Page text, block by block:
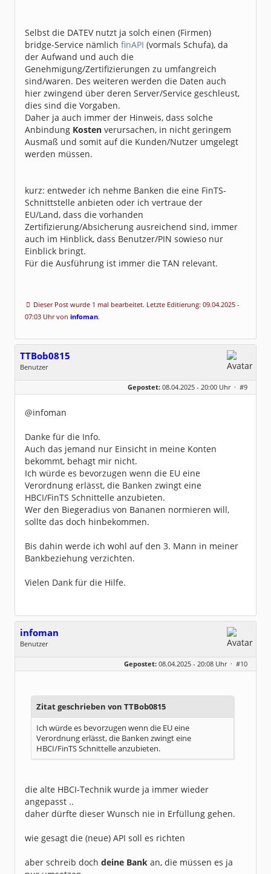
Selbst die DATEV nutzt ja solch einen (Firmen)
bridge-Service nämlich finAPI (vormals Schufa), da
der Aufwand und auch die
Genehmigung/Zertifizierungen zu umfangreich
sind/waren. Des weiteren werden die Daten auch
hier zwingend über deren Server/Service geschleust,
dies sind die Vorgaben.
Daher ja auch immer der Hinweis, dass solche
Anbindung Kosten verursachen, in nicht geringem
Ausmaß und somit auf die Kunden/Nutzer umgelegt
werden müssen.
kurz: entweder ich nehme Banken die eine FinTS-
Schnittstelle anbieten oder ich vertraue der
EU/Land, dass die vorhanden
Zertifizierung/Absicherung ausreichend sind, immer
auch im Hinblick, dass Benutzer/PIN sowieso nur
Einblick bringt.
Für die Ausführung ist immer die TAN relevant.
Dieser Post wurde 1 mal bearbeitet. Letzte Editierung: 09.04.2025 -
07:03 Uhr von infoman.
TTBob0815
Benutzer
Geschlecht:
keine Angabe
Dabei seit:
04 / 2025
Gepostet: 08.04.2025 - 20:00 Uhr · #9
@infoman
Danke für die Info.
Auch das jemand nur Einsicht in meine Konten
bekommt, behagt mir nicht.
Ich würde es bevorzugen wenn die EU eine
Verordnung erlässt, die Banken zwingt eine
HBCI/FinTS Schnittelle anzubieten.
Wer den Biegeradius von Bananen normieren will,
sollte das doch hinbekommen.
Bis dahin werde ich wohl auf den 3. Mann in meiner
Bankbeziehung verzichten.
Vielen Dank für die Hilfe.
infoman
Benutzer
Dabei seit:
06 / 2008
Gepostet: 08.04.2025 - 20:08 Uhr · #10
Zitat geschrieben von TTBob0815
Ich würde es bevorzugen wenn die EU eine
Verordnung erlässt, die Banken zwingt eine
HBCI/FinTS Schnittelle anzubieten.
die alte HBCI-Technik wurde ja immer wieder
angepasst ..
daher dürfte dieser Wunsch nie in Erfüllung gehen.
wie gesagt die (neue) API soll es richten
aber schreib doch deine Bank an, die müssen es ja